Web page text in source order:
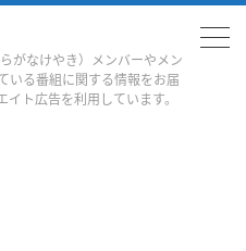
がなけやき）メンバーやメン
いる番組に関する情報をお届
ト広告を利用しています。